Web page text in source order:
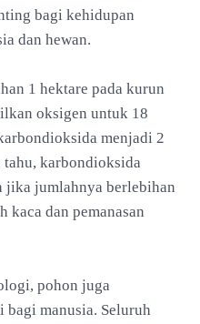
bagi kehidupan
dan hewan.
1 hektare pada kurun
oksigen untuk 18
menjadi 2
karbondioksida
jika jumlahnya berlebihan
kaca dan pemanasan
pohon juga
bagi manusia. Seluruh